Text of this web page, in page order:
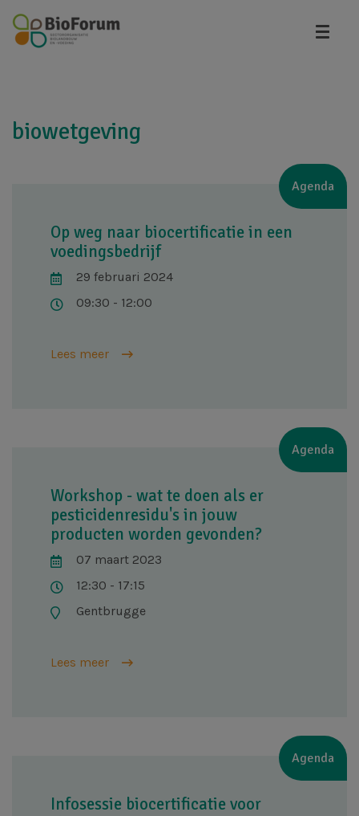
biowetgeving
Agenda
Op weg naar biocertificatie in een
voedingsbedrijf
29 februari 2024
09:30 - 12:00
Lees meer
Agenda
Workshop - wat te doen als er
pesticidenresidu's in jouw
producten worden gevonden?
07 maart 2023
12:30 - 17:15
Gentbrugge
Lees meer
Agenda
Infosessie biocertificatie voor